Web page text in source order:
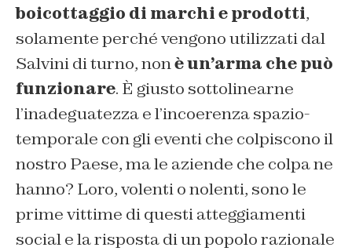
boicottaggio di marchi e prodotti,
solamente perché vengono utilizzati dal
Salvini di turno, nonè un’arma che può
funzionare. È giusto sottolinearne
l’inadeguatezza e l’incoerenza spazio-
temporale con gli eventi che colpiscono il
nostro Paese, ma le aziende che colpa ne
hanno? Loro, volenti o nolenti, sono le
prime vittime di questi atteggiamenti
social e la risposta di un popolo razionale